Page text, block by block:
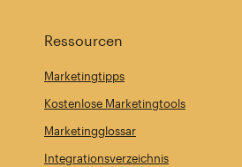
Ressourcen
Marketingtipps
Kostenlose Marketingtools
Marketingglossar
Integrationsverzeichnis